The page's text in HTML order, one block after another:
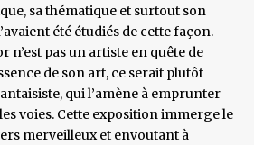
sa thématique et surtout son
été étudiés de cette façon.
n’est pas un artiste en quête de
de son art, ce serait plutôt
qui l’amène à emprunter
voies. Cette exposition immerge le
merveilleux et envoutant à